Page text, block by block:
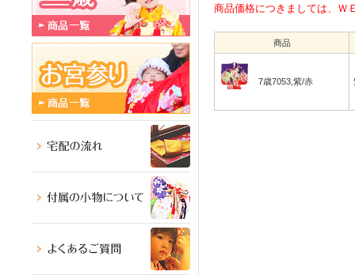
商品価格につきましては、Ｗ
商品
7歳7053,紫/赤